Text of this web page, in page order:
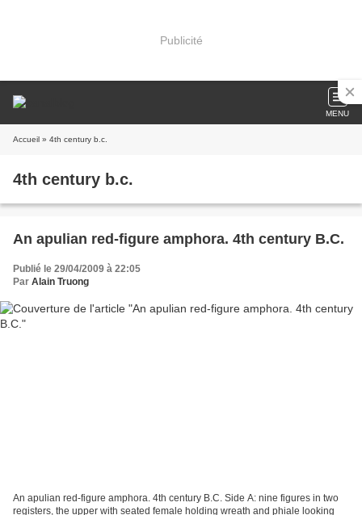
Publicité
MENU
Accueil » 4th century b.c.
4th century b.c.
An apulian red-figure amphora. 4th century B.C.
Publié le 29/04/2009 à 22:05
Par Alain Truong
An apulian red-figure amphora. 4th century B.C. Side A: nine figures in two
registers, the upper with seated female holding wreath and phiale looking